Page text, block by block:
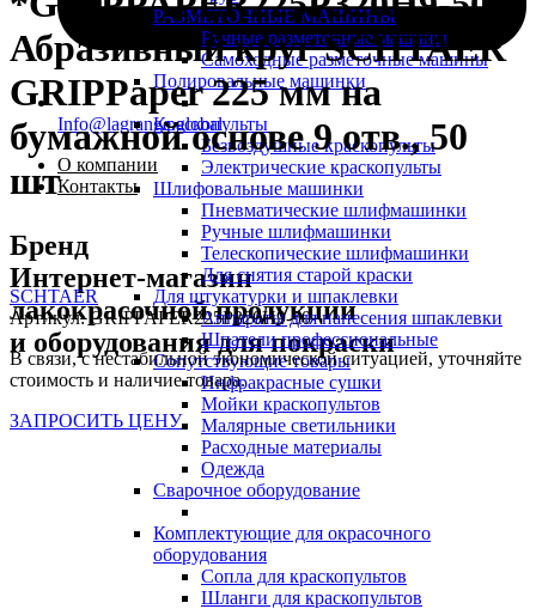
Info@lagrange.global
О компании
Контакты
Интернет-магазин
лакокрасочной продукции
и оборудования для покраски
РАЗМЕТОЧНЫЕ МАШИНЫ
Ручные разметочные машины
Самоходные разметочные машины
Полировальные машинки
Краскопульты
Безвоздушные краскопульты
Электрические краскопульты
Шлифовальные машинки
Пневматические шлифмашинки
Ручные шлифмашинки
Телескопические шлифмашинки
Для снятия старой краски
Для штукатурки и шпаклевки
Аппараты для нанесения шпаклевки
Шпатели профессиональные
Сопутствующие товары
Инфракрасные сушки
Мойки краскопультов
Малярные светильники
Расходные материалы
Одежда
Сварочное оборудование
Комплектующие для окрасочного
оборудования
Сопла для краскопультов
Шланги для краскопультов
Абразивный круг SCHTAER
GRIPPaper 225 мм на
бумажной основе 9 отв., 50
шт
Бренд
SCHTAER
Артикул: GRIPPAPER225P320H9-50
В связи, с нестабильной экономической ситуацией, уточняйте
стоимость и наличие товара.
ЗАПРОСИТЬ ЦЕНУ